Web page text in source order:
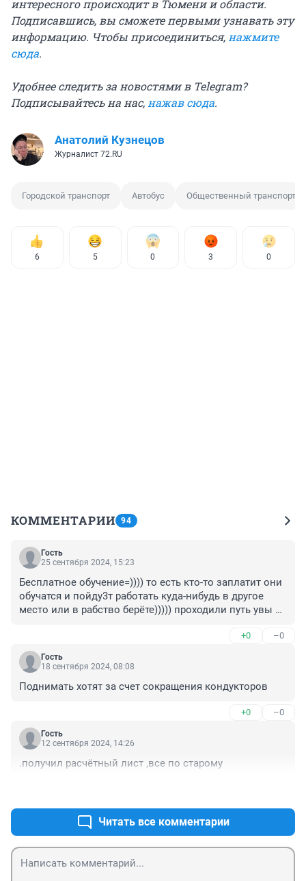
интересного происходит в Тюмени и области.
Подписавшись, вы сможете первыми узнавать эту
информацию. Чтобы присоединиться,нажмите
сюда.
Удобнее следить за новостями в Telegram?
Подписывайтесь на нас,нажав сюда.
Анатолий Кузнецов
Журналист 72.RU
Городской транспорт Автобус Общественный транспорт
6 5 0 3 0
КОММЕНТАРИИ 94
Гость
25 сентября 2024, 15:23
Бесплатное обучение=)))) то есть кто-то заплатит они
обучатся и пойду3т работать куда-нибудь в другое
место или в рабство берёте))))) проходили путь увы в
+0 –0
Гость
18 сентября 2024, 08:08
Поднимать хотят за счет сокращения кондукторов
+0 –0
Гость
12 сентября 2024, 14:26
.получил расчётный лист ,все по старому
Читать все комментарии